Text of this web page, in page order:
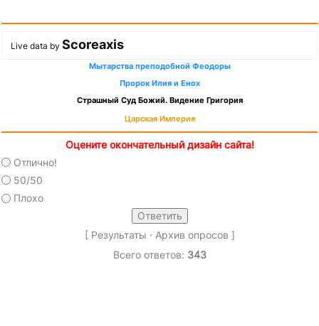
Live data by Scoreaxis
Мытарства преподобной Феодоры
Пророк Илия и Енох
Страшный Суд Божий. Видение Григория
Царская Империя
Оцените окончательный дизайн сайта!
Отлично!
50/50
Плохо
[ Результаты · Архив опросов ]
Всего ответов: 343